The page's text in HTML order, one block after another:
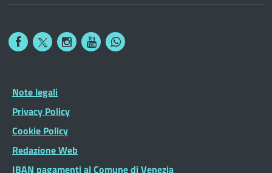
Note legali
Privacy Policy
Cookie Policy
Redazione Web
IBAN pagamenti al Comune di Venezia